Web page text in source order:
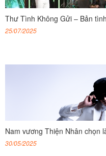
Thư Tình Không Gửi – Bản
25/07/2025
Nam vương Thiện Nhân chọn
30/05/2025